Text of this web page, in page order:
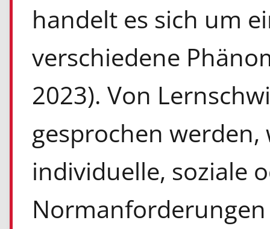
handelt es sich um
verschiedene
2023). Von
gesprochen
individuelle, soziale